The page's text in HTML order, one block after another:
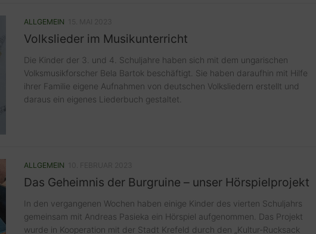
ALLGEMEIN
Volkslieder im Musikunterricht
Die Kinder der 3. und 4. Schuljahre haben sich mit dem ungarischen
Volksmusikforscher Bela Bartok beschäftigt. Sie haben daraufhin mit Hilfe
ihrer Familie eigene Aufnahmen von deutschen Volksliedern erstellt und
daraus ein eigenes Liederbuch gestaltet.
ALLGEMEIN
Das Geheimnis der Burgruine – unser Hörspielprojekt
In den vergangenen Wochen haben einige Kinder des vierten Schuljahrs
gemeinsam mit Andreas Pasieka ein Hörspiel aufgenommen. Das Projekt
wurde in Kooperation mit der Stadt Krefeld durch den „Kultur-Rucksack